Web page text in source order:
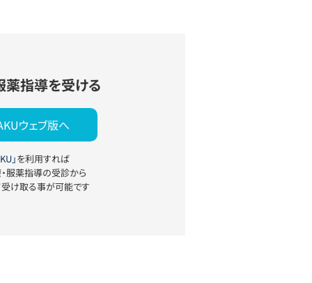
薬指導を受ける
ウェブ版へ
」を利用すれば
服薬指導の受診から
け取る事が可能です